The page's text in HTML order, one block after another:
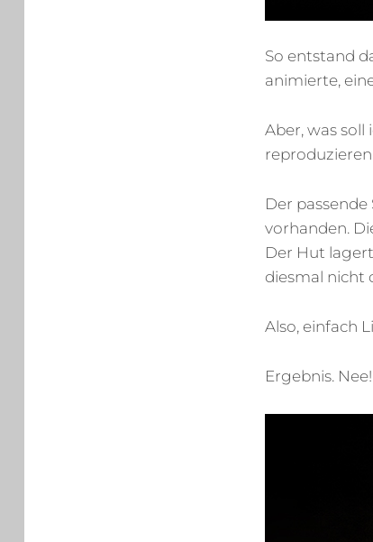
So entstand
animierte,
Aber, was soll
Der
vorhanden.
Der Hut
diesmal nicht
Also, einfach
Ergebnis.